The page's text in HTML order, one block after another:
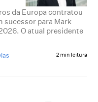
da Europa contratou
sucessor para Mark
O atual presidente
2 min leitura